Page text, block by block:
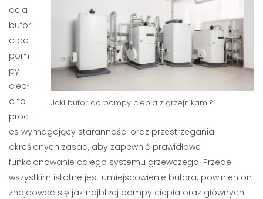
Jaki bufor do pompy ciepła z grzejnikami?
acja
bufor
a do
pom
py
ciepł
a to
proc
es wymagający staranności oraz przestrzegania
określonych zasad, aby zapewnić prawidłowe
funkcjonowanie całego systemu grzewczego. Przede
wszystkim istotne jest umiejscowienie bufora; powinien on
znajdować się jak najbliżej pompy ciepła oraz głównych